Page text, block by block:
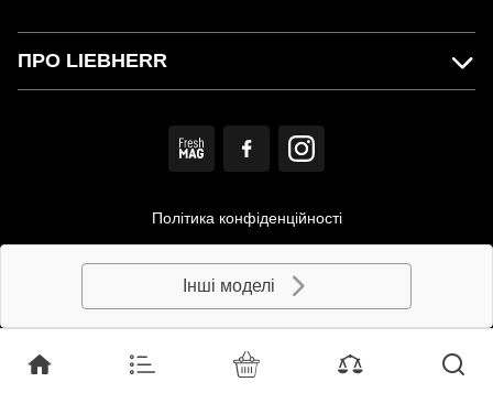
Інші моделі
ПРО LIEBHERR
© MIRS. Офіційний дистриб'ютор LIEBHERR в Україні.
Політика конфіденційності